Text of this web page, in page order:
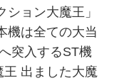
ョン大魔王」
機は全ての大当
突入するST機
出ました大魔